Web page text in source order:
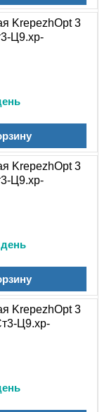
KrepezhOpt 3
Ц9.хр-
KrepezhOpt 3
Ц9.хр-
KrepezhOpt 3
Ц9.хр-